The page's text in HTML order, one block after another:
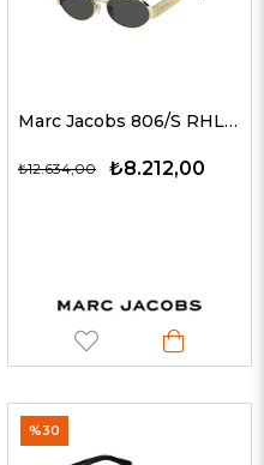
Marc Jacobs 806/S RHLIR 58 G Kadın Güneş Gözlükleri
₺8.212,00
₺12.634,00
%30